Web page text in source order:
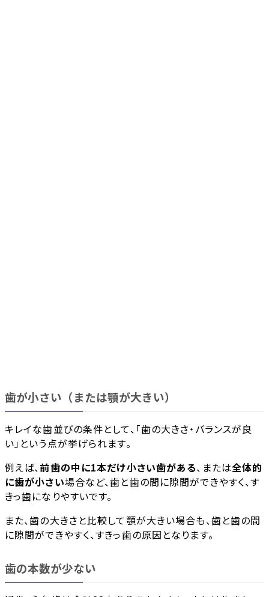
歯が小さい（または顎が大きい）
キレイな歯並びの条件として、「歯の大きさ・バランスが良
い」という点が挙げられます。
例えば、 前歯の中に1本だけ小さい歯がある、または全体的
に歯が小さい場合など、歯と歯の間に隙間ができやすく、す
きっ歯になりやすいです。
また、歯の大きさと比較して顎が大きい場合も、歯と歯の間
に隙間ができやすく、すきっ歯の原因となります。
歯の本数が少ない